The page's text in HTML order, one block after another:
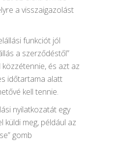
a visszaigazolást
funkciót jól
a szerződéstől”
közzétennie, és azt az
időtartama alatt
kell tennie.
nyilatkozatát egy
küldi meg, például az
gomb